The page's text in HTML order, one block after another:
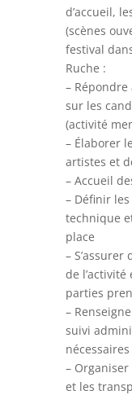
d’accueil,
(scènes
festival
Ruche :
–
sur les
(activité
– Élaborer
artistes et
– Accueil
– Définir
technique
place
–
de
parties
–
suivi
–
et les